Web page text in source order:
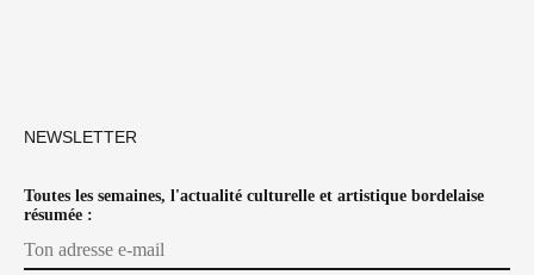
NEWSLETTER
Toutes les semaines, l'actualité culturelle et artistique bordelaise
résumée :